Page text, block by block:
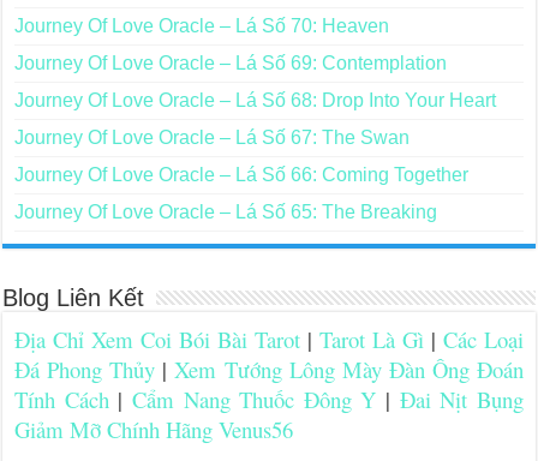
Journey Of Love Oracle – Lá Số 70: Heaven
Journey Of Love Oracle – Lá Số 69: Contemplation
Journey Of Love Oracle – Lá Số 68: Drop Into Your Heart
Journey Of Love Oracle – Lá Số 67: The Swan
Journey Of Love Oracle – Lá Số 66: Coming Together
Journey Of Love Oracle – Lá Số 65: The Breaking
Blog Liên Kết
Địa Chỉ Xem Coi Bói Bài Tarot | Tarot Là Gì | Các Loại
Đá Phong Thủy |Xem Tướng Lông Mày Đàn Ông Đoán
Tính Cách |Cẩm Nang Thuốc Đông Y | Đai Nịt Bụng
Giảm Mỡ Chính Hãng Venus56